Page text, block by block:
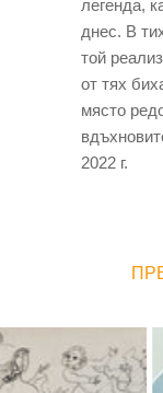
легенда,
днес. В
той
от тях
място
2022 г.